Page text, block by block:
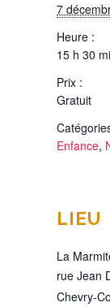
7
Heure :
15 h 30
Prix :
Gratuit
Enfance,
LIEU
La
rue Jean
Chevry-